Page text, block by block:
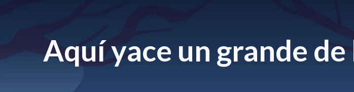
Aquí yace un grande